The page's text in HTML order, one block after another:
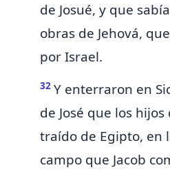
de Josué, y que
obras de Jehová,
por Israel.
32 Y enterraron en
de José que los
traído de Egipto, en
campo que Jacob